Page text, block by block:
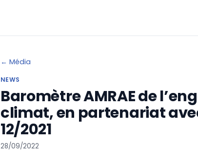
← Média
NEWS
Baromètre AMRAE de
climat, en partenariat
12/2021
28/09/2022